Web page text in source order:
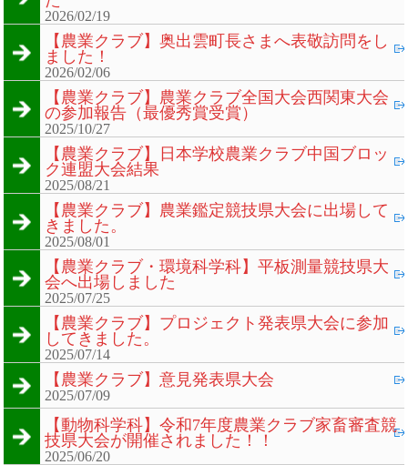
2026/02/19
【農業クラブ】奥出雲町長さまへ表敬訪問をし
ました！
2026/02/06
【農業クラブ】農業クラブ全国大会西関東大会
の参加報告（最優秀賞受賞）
2025/10/27
【農業クラブ】日本学校農業クラブ中国ブロッ
ク連盟大会結果
2025/08/21
【農業クラブ】農業鑑定競技県大会に出場して
きました。
2025/08/01
【農業クラブ・環境科学科】平板測量競技県大
会へ出場しました
2025/07/25
【農業クラブ】プロジェクト発表県大会に参加
してきました。
2025/07/14
【農業クラブ】意見発表県大会
2025/07/09
【動物科学科】令和7年度農業クラブ家畜審査競
技県大会が開催されました！！
2025/06/20